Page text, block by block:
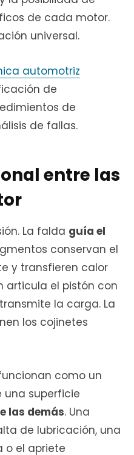
de cada motor.
universal.
automotriz
de
de
de fallas.
entre las
La falda guía el
conservan el
y transfieren calor
articula el pistón con
la carga. La
los cojinetes
como un
una superficie
las demás. Una
de lubricación, una
o el apriete